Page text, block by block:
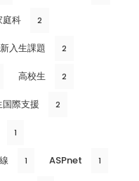
庭科 2
新入生課題 2
高校生 2
際支援 2
1
1 ASPnet 1